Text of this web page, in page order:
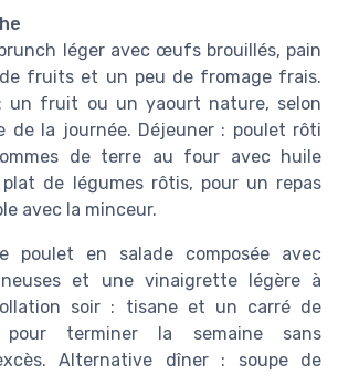
léger avec œufs brouillés, pain
fruits et un peu de fromage frais.
un fruit ou un yaourt nature, selon
de la journée. Déjeuner : poulet rôti
de terre au four avec huile
de légumes rôtis, pour un repas
avec la minceur.
poulet en salade composée avec
et une vinaigrette légère à
soir : tisane et un carré de
terminer la semaine sans
Alternative dîner : soupe de